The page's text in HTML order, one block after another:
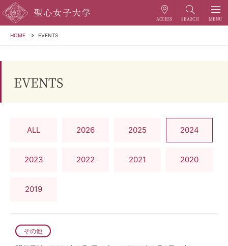
HOME EVENTS
EVENTS
ALL 2026 2025 2024
2023 2022 2021 2020
2019
その他